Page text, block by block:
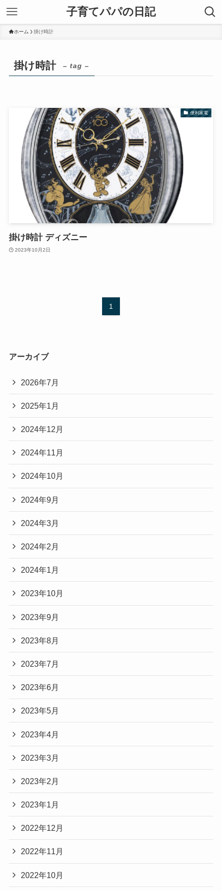
子育てパパの日記
ホーム 掛け時計
掛け時計 – tag –
便利家電
掛け時計 ディズニー
2023年10月2日
1
アーカイブ
2026年7月
2025年1月
2024年12月
2024年11月
2024年10月
2024年9月
2024年3月
2024年2月
2024年1月
2023年10月
2023年9月
2023年8月
2023年7月
2023年6月
2023年5月
2023年4月
2023年3月
2023年2月
2023年1月
2022年12月
2022年11月
2022年10月